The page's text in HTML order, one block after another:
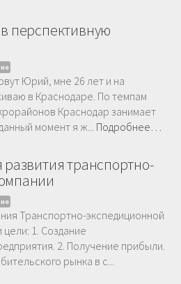
перспективную
Юрий, мне 26 лет и на
в Краснодаре. По темпам
Краснодар занимает
момент я ж... Подробнее…
транспортно-
Транспортно-экспедиционной
1. Создание
2. Получение прибыли.
рынка в с...